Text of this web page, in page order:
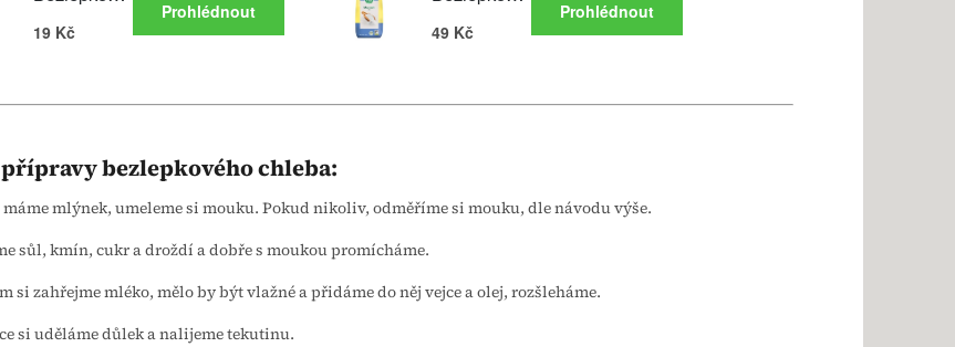
přípravy bezlepkového chleba:
mlýnek, umeleme si mouku. Pokud nikoliv, odměříme si mouku, dle návodu výše.
sůl, kmín, cukr a droždí a dobře s moukou promícháme.
si zahřejme mléko, mělo by být vlažné a přidáme do něj vejce a olej, rozšleháme.
si uděláme důlek a nalijeme tekutinu.